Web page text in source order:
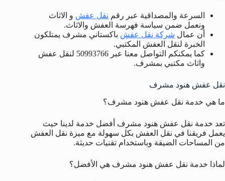
السرعة والمصداقية عبر رقم نقل عفش و الاثاث
ونعمل ضمن سياسة فهرسة العفش والاثاث.
أن عمال شركة نقل عفش باكستاني مشرف يمتلكون
الخبرة لنقل العفش المكتبي.
كما يمكنكم التواصل معنا عبر 50993766 لنقل عفش
واثاث مكتبي بمشرف.
نقل عفش هنود مشرف
ما هي خدمة نقل عفش هنود مشرف؟
تعد خدمة نقل عفش هنود مشرف أفضل خدمة لدينا حيث
يعمل فريقنا في نقل العفش بكل سهولة مع ميزة نقل العفش
من المساحات الضيقة وباستخدام تقنيات حديثة.
لماذا خدمة نقل عفش هنود مشرف هي الأفضل؟